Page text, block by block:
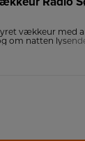
vækkeur med
om natten lysende